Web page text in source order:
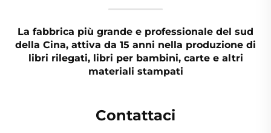
La fabbrica più grande e professionale del sud
della Cina, attiva da 15 anni nella produzione di
libri rilegati, libri per bambini, carte e altri
materiali stampati
Contattaci